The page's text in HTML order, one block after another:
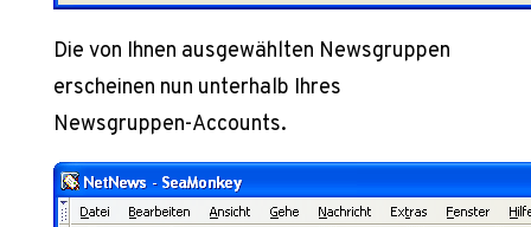
Die von Ihnen ausgewählten Newsgruppen
erscheinen nun unterhalb Ihres
Newsgruppen-Accounts.